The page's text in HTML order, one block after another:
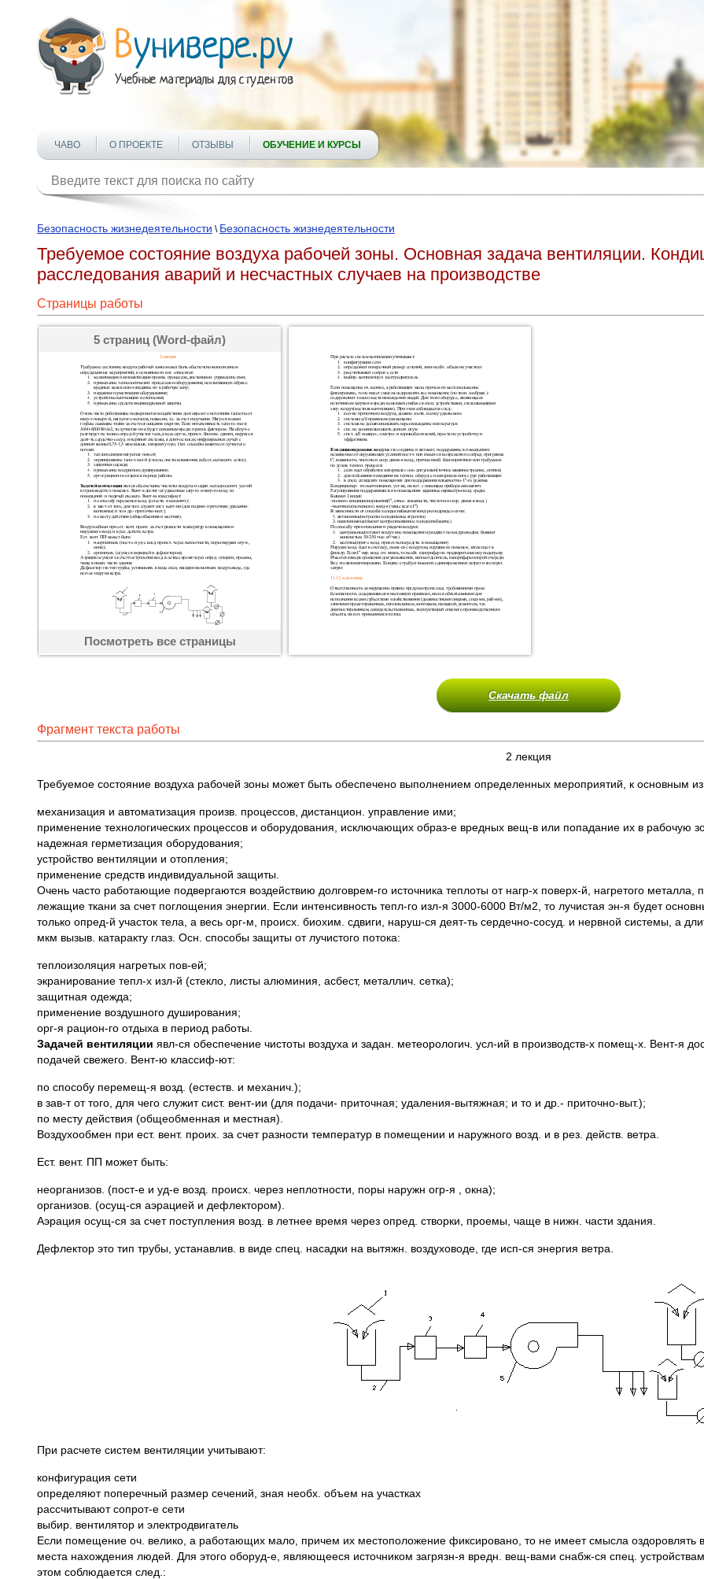
ЧАВО О ПРОЕКТЕ ОТЗЫВЫ ОБУЧЕНИЕ И КУРСЫ
Безопасность жизнедеятельности \ Безопасность жизнедеятельности
Требуемое состояние воздуха рабочей зоны. Основная задача вентиляции.
расследования аварий и несчастных случаев на производстве
Страницы работы
5 страниц (Word-файл)
Посмотреть все страницы
Скачать файл
Фрагмент текста работы
2 лекция
Требуемое состояние воздуха рабочей зоны может быть обеспечено выполнением определенных мероприятий, к основным из
механизация и автоматизация произв. процессов, дистанцион. управление ими;
применение технологических процессов и оборудования, исключающих образ-е вредных вещ-в или попадание их в рабочую
надежная герметизация оборудования;
устройство вентиляции и отопления;
применение средств индивидуальной защиты.
Очень часто работающие подвергаются воздействию долговрем-го источника теплоты от нагр-х поверх-й, нагретого металла,
лежащие ткани за счет поглощения энергии. Если интенсивность тепл-го изл-я 3000-6000 Вт/м2, то лучистая эн-я будет
только опред-й участок тела, а весь орг-м, происх. биохим. сдвиги, наруш-ся деят-ть сердечно-сосуд. и нервной системы, а
мкм вызыв. катаракту глаз. Осн. способы защиты от лучистого потока:
теплоизоляция нагретых пов-ей;
экранирование тепл-х изл-й (стекло, листы алюминия, асбест, металлич. сетка);
защитная одежда;
применение воздушного душирования;
орг-я рацион-го отдыха в период работы.
Задачей вентиляции явл-ся обеспечение чистоты воздуха и задан. метеорологич. усл-ий в производств-х помещ-х. Вент-я
подачей свежего. Вент-ю классиф-ют:
по способу перемещ-я возд. (естеств. и механич.);
в зав-т от того, для чего служит сист. вент-ии (для подачи- приточная; удаления-вытяжная; и то и др.- приточно-выт.);
по месту действия (общеобменная и местная).
Воздухообмен при ест. вент. проих. за счет разности температур в помещении и наружного возд. и в рез. действ. ветра.
Ест. вент. ПП может быть:
неорганизов. (пост-е и уд-е возд. происх. через неплотности, поры наружн огр-я , окна);
организов. (осущ-ся аэрацией и дефлектором).
Аэрация осущ-ся за счет поступления возд. в летнее время через опред. створки, проемы, чаще в нижн. части здания.
Дефлектор это тип трубы, устанавлив. в виде спец. насадки на вытяжн. воздуховоде, где исп-ся энергия ветра.
При расчете систем вентиляции учитывают:
конфигурация сети
определяют поперечный размер сечений, зная необх. объем на участках
рассчитывают сопрот-е сети
выбир. вентилятор и электродвигатель
Если помещение оч. велико, а работающих мало, причем их местоположение фиксировано, то не имеет смысла оздоровлять
места нахождения людей. Для этого оборуд-е, являющееся источником загрязн-я вредн. вещ-вами снабж-ся спец.
этом соблюдается след.: